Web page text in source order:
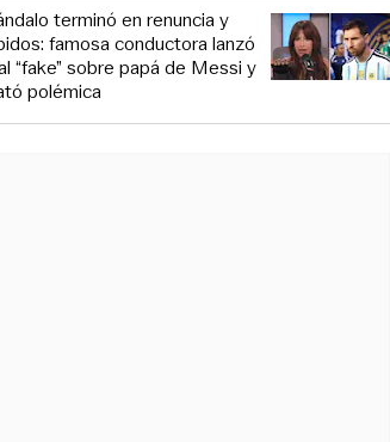
terminó en renuncia y
famosa conductora lanzó
“fake” sobre papá de Messi y
polémica